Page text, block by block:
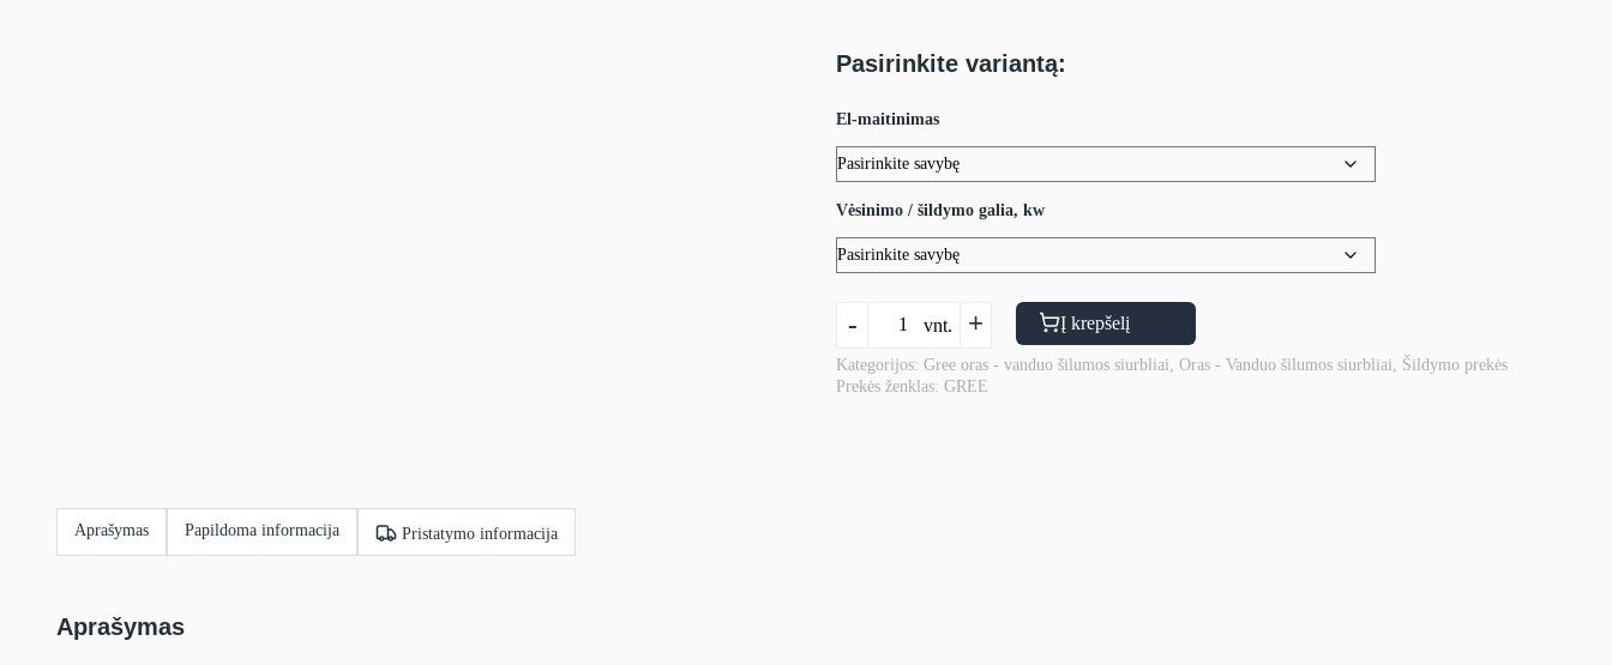
Pasirinkite variantą:
El-maitinimas
Vėsinimo / šildymo galia, kw
-
Šilumos
siurblys
vnt. + Į krepšelį
Kategorijos: Gree oras - vanduo šilumos siurbliai Oras - Vanduo šilumos siurbliai
Šildymo prekės
Prekės ženklas: GREE
Aprašymas Papildoma informacija Pristatymo informacija
Aprašymas